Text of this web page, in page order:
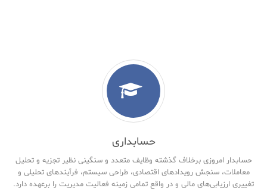
حسابداری
حسابدار امروزی برخلاف گذشته وظایف متعدد و سنگینی نظیر تجزیه و تحلیل
معاملات، سنجش رویدادهای اقتصادی، طراحی سیستم، فرآیندهای تحلیلی و
تغییری ارزیابی‌های مالی و در واقع تمامی زمینه فعالیت مدیریت را برعهده دارد.